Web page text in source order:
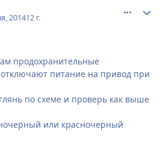
201412 г.
продохранительные
отключают питание на привод при
по схеме и проверь как выше
или красночерный